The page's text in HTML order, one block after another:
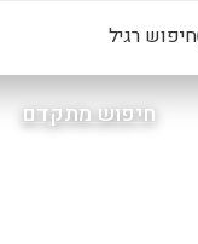
חיפוש רגיל
חיפוש מתקדם